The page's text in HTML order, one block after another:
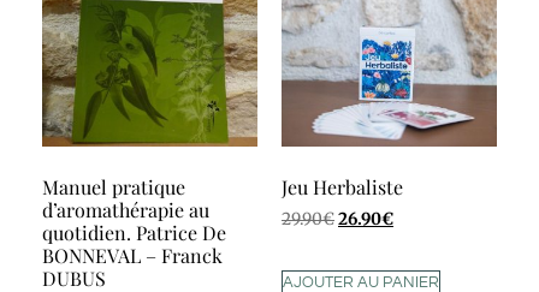
Manuel pratique
d’aromathérapie au
quotidien. Patrice De
BONNEVAL – Franck
DUBUS
Jeu Herbaliste
29.90€26.90€
AJOUTER AU PANIER